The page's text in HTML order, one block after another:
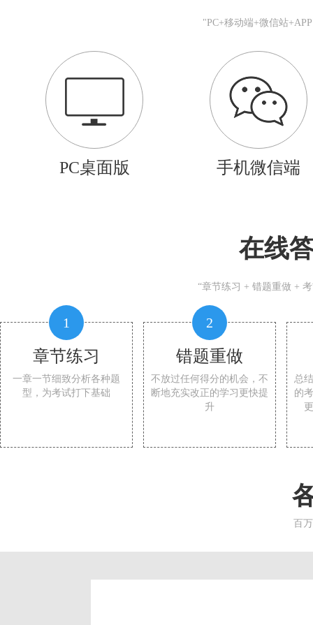
"PC+移动端+微信站
PC桌面版 手机微信端
在线
“章节练习 + 错题重做 +
1
章节练习
一章一节细致分析各种题
型，为考试打下基础
2
错题重做
不放过任何得分的机会，不
断地充实改正的学习更快提
升
总
的
百